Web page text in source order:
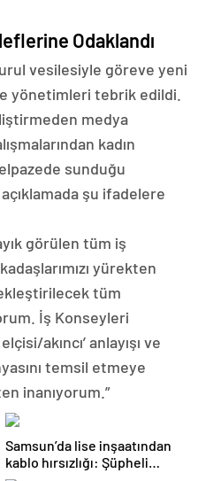
Odaklandı
vesilesiyle göreve yeni
yönetimleri tebrik edildi.
medya
kadın
sunduğu
açıklamada şu ifadelere
görülen tüm iş
yürekten
tüm
İş Konseyleri
akıncı’ anlayışı ve
temsil etmeye
inanıyorum.”
Samsun’da lise inşaatından
kablo hırsızlığı: Şüpheli